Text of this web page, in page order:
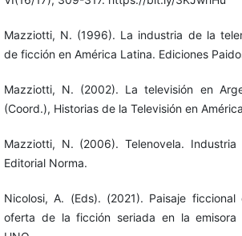
Mazziotti, N. (1996). La industria de la
de ficción en América Latina. Ediciones
Mazziotti, N. (2002). La televisión en
(Coord.), Historias de la Televisión en
Mazziotti, N. (2006). Telenovela.
Editorial Norma.
Nicolosi, A. (Eds). (2021). Paisaje
oferta de la ficción seriada en la emisora